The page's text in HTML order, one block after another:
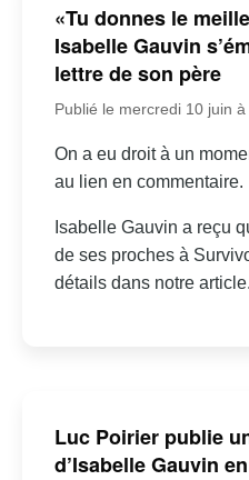
«Tu donnes le
Isabelle Gauvin
lettre de son père
Publié le mercredi 10 juin à
On a eu droit à un
au lien en commentaire.
Isabelle Gauvin a reçu
de ses proches à
détails dans notre article.
Luc Poirier publie
d’Isabelle Gauvin